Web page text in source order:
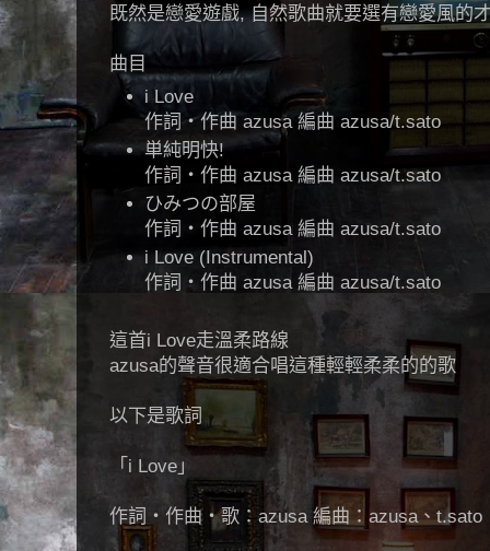
既然是戀愛遊戲, 自然歌曲就要選有戀愛風的
曲目
i Love
作詞・作曲 azusa 編曲 azusa/t.sato
単純明快!
作詞・作曲 azusa 編曲 azusa/t.sato
ひみつの部屋
作詞・作曲 azusa 編曲 azusa/t.sato
i Love (Instrumental)
作詞・作曲 azusa 編曲 azusa/t.sato
這首i Love走溫柔路線
azusa的聲音很適合唱這種輕輕柔柔的的歌
以下是歌詞
「i Love」
作詞・作曲‧歌：azusa 編曲：azusa、t.sato